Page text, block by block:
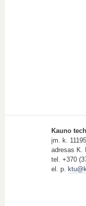
Kauno
įm. k.
adresas K.
tel. +370
el. p.